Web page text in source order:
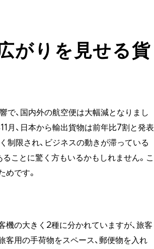
がりを見せる貨
、国内外の航空便は大幅減となりまし
月、日本から輸出貨物は前年比7割と発表
制限され、ビジネスの動きが滞っている
ことに驚く方もいるかもしれません。こ
めです。
機の大きく2種に分かれていますが、旅客
客用の手荷物をスペース、郵便物を入れ